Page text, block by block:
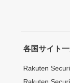
各国サイト
Rakuten
Rakuten